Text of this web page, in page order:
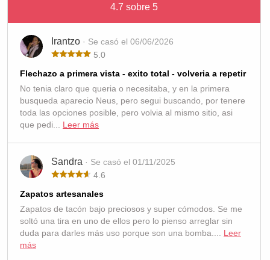
4.7 sobre 5
Irantzo · Se casó el 06/06/2026
5.0
Flechazo a primera vista - exito total - volveria a repetir
No tenia claro que queria o necesitaba, y en la primera
busqueda aparecio Neus, pero segui buscando, por tenere
toda las opciones posible, pero volvia al mismo sitio, asi
que pedi... Leer más
Sandra · Se casó el 01/11/2025
4.6
Zapatos artesanales
Zapatos de tacón bajo preciosos y super cómodos. Se me
soltó una tira en uno de ellos pero lo pienso arreglar sin
duda para darles más uso porque son una bomba.... Leer
más